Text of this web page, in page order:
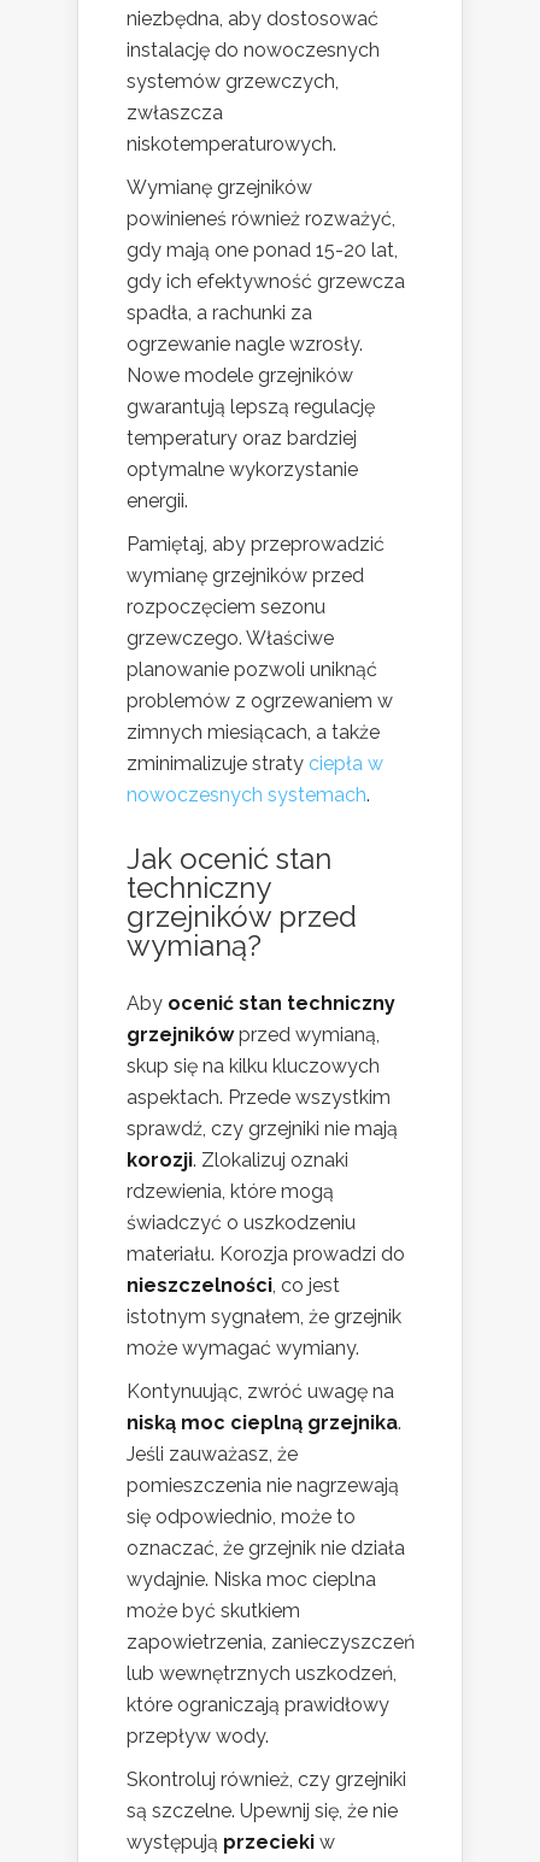
niezbędna, aby dostosować
instalację do nowoczesnych
systemów grzewczych,
zwłaszcza
niskotemperaturowych.
Wymianę grzejników
powinieneś również rozważyć,
gdy mają one ponad 15-20 lat,
gdy ich efektywność grzewcza
spadła, a rachunki za
ogrzewanie nagle wzrosły.
Nowe modele grzejników
gwarantują lepszą regulację
temperatury oraz bardziej
optymalne wykorzystanie
energii.
Pamiętaj, aby przeprowadzić
wymianę grzejników przed
rozpoczęciem sezonu
grzewczego. Właściwe
planowanie pozwoli uniknąć
problemów z ogrzewaniem w
zimnych miesiącach, a także
zminimalizuje straty ciepła w
nowoczesnych systemach.
Jak ocenić stan
techniczny
grzejników przed
wymianą?
Aby ocenić stan techniczny
grzejnikówprzed wymianą,
skup się na kilku kluczowych
aspektach. Przede wszystkim
sprawdź, czy grzejniki nie mają
korozji. Zlokalizuj oznaki
rdzewienia, które mogą
świadczyć o uszkodzeniu
materiału. Korozja prowadzi do
nieszczelności , co jest
istotnym sygnałem, że grzejnik
może wymagać wymiany.
Kontynuując, zwróć uwagę na
niską moc cieplną grzejnika.
Jeśli zauważasz, że
pomieszczenia nie nagrzewają
się odpowiednio, może to
oznaczać, że grzejnik nie działa
wydajnie. Niska moc cieplna
może być skutkiem
zapowietrzenia, zanieczyszczeń
lub wewnętrznych uszkodzeń,
które ograniczają prawidłowy
przepływ wody.
Skontroluj również, czy grzejniki
są szczelne. Upewnij się, że nie
występują przecieki w